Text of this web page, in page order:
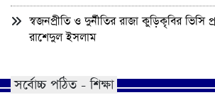
স্বজনপ্রীতি ও দুর্নীতির রাজা কুড়িকৃবির
রাশেদুল ইসলাম
সর্বোচ্চ পঠিত - শিক্ষা